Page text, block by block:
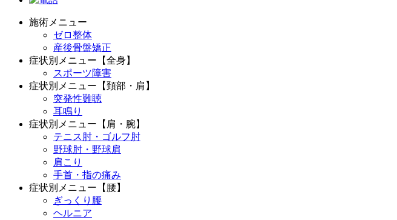
施術メニュー
ゼロ整体
産後骨盤矯正
症状別メニュー【全身】
スポーツ障害
症状別メニュー【頚部・肩】
突発性難聴
耳鳴り
症状別メニュー【肩・腕】
テニス肘・ゴルフ肘
野球肘・野球肩
肩こり
手首・指の痛み
症状別メニュー【腰】
ぎっくり腰
ヘルニア